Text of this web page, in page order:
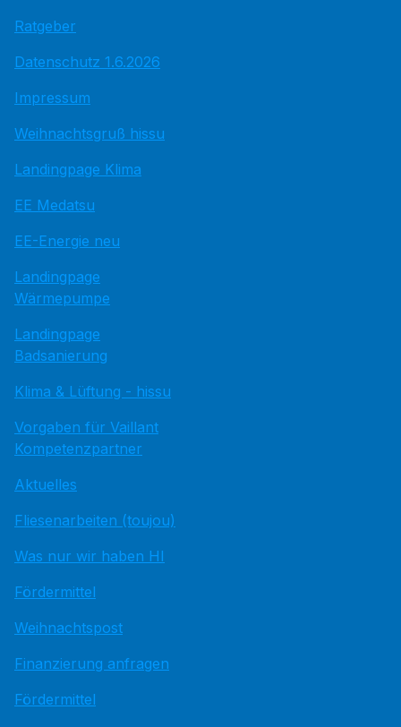
Ratgeber
Datenschutz 1.6.2026
Impressum
Weihnachtsgruß hissu
Landingpage Klima
EE Medatsu
EE-Energie neu
Landingpage
Wärmepumpe
Landingpage
Badsanierung
Klima & Lüftung - hissu
Vorgaben für Vaillant
Kompetenzpartner
Aktuelles
Fliesenarbeiten (toujou)
Was nur wir haben HI
Fördermittel
Weihnachtspost
Finanzierung anfragen
Fördermittel